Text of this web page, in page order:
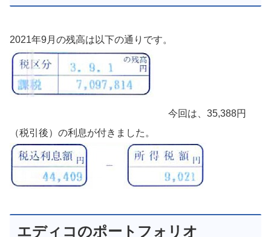
2021年9月の残高は以下の通りです。
今回は、35,388円
（税引後）の利息が付きました。
エディコのポートフォリオ